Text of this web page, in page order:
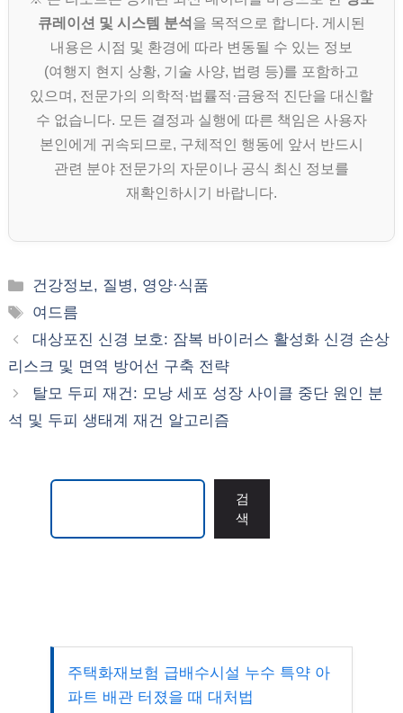
큐레이션 및 시스템 분석 을 목적으로 합니다. 게시된
내용은 시점 및 환경에 따라 변동될 수 있는 정보
(여행지 현지 상황, 기술 사양, 법령 등)를 포함하고
있으며, 전문가의 의학적·법률적·금융적 진단을 대신할
수 없습니다. 모든 결정과 실행에 따른 책임은 사용자
본인에게 귀속되므로, 구체적인 행동에 앞서 반드시
관련 분야 전문가의 자문이나 공식 최신 정보를
재확인하시기 바랍니다.
카
테
리
건강정보, 질병, 영양·식품
태
그
여드름
대상포진 신경 보호: 잠복 바이러스 활성화 신경 손상
리스크 및 면역 방어선 구축 전략
탈모 두피 재건: 모낭 세포 성장 사이클 중단 원인 분
석 및 두피 생태계 재건 알고리즘
검
색
주택화재보험 급배수시설 누수 특약 아
파트 배관 터졌을 때 대처법